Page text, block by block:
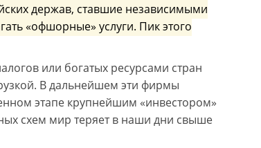
держав, ставшие независимыми
«офшорные» услуги. Пик этого
или богатых ресурсами стран
В дальнейшем эти фирмы
этапе крупнейшим «инвестором»
схем мир теряет в наши дни свыше